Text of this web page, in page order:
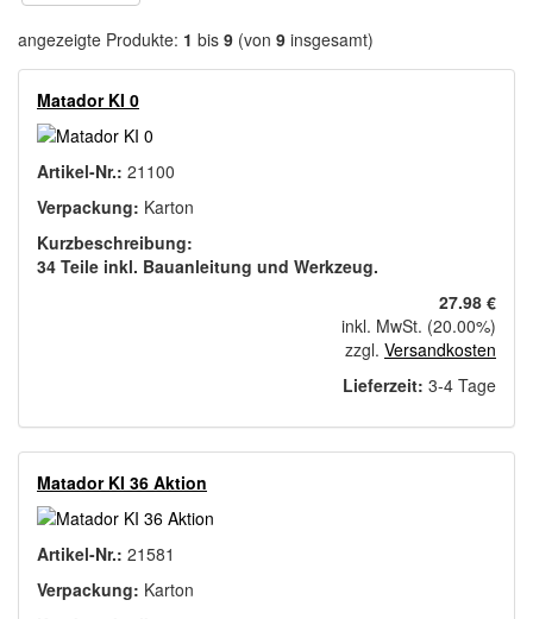
angezeigte Produkte: 1 bis 9 (von 9 insgesamt)
Matador KI 0
Artikel-Nr.: 21100
Verpackung: Karton
Kurzbeschreibung:
34 Teile inkl. Bauanleitung und Werkzeug.
27.98 €
inkl. MwSt. (20.00%)
zzgl. Versandkosten
Lieferzeit: 3-4 Tage
Matador KI 36 Aktion
Artikel-Nr.: 21581
Verpackung: Karton